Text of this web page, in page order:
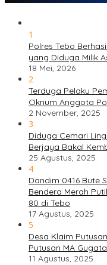
1
Polres Tebo
yang Diduga Milik
18 Mei, 2026
2
Terduga Pelaku
Oknum Anggota
2 November, 2025
3
Diduga Cemari
Berjaya Bakal
25 Agustus, 2025
4
Dandim 0416 Bute
Bendera Merah
80 di Tebo
17 Agustus, 2025
5
Desa Klaim
Putusan MA
11 Agustus, 2025